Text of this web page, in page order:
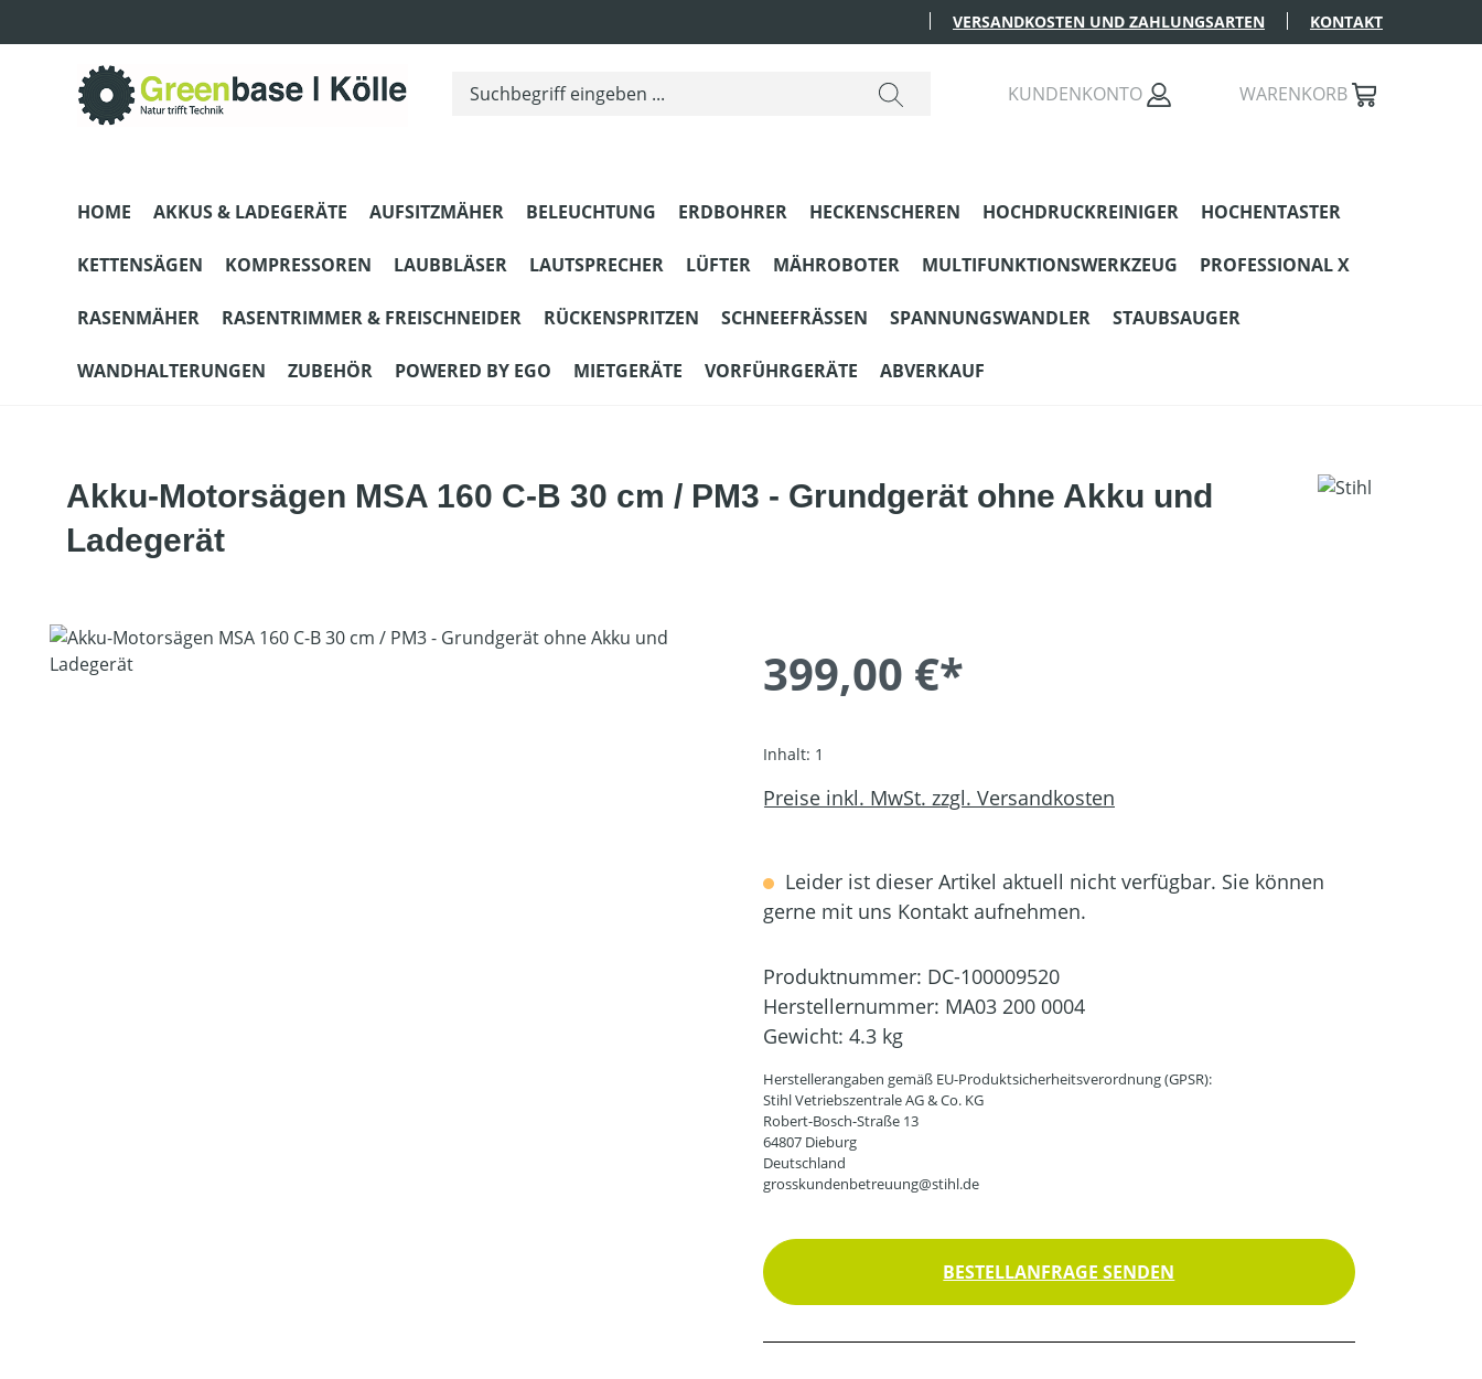
VERSANDKOSTEN UND ZAHLUNGSARTEN KONTAKT
KUNDENKONTO WARENKORB
HOME AKKUS & LADEGERÄTE AUFSITZMÄHER BELEUCHTUNG ERDBOHRER HECKENSCHEREN HOCHDRUCKREINIGER HOCHENTASTER
KETTENSÄGEN KOMPRESSOREN LAUBBLÄSER LAUTSPRECHER LÜFTER MÄHROBOTER MULTIFUNKTIONSWERKZEUG PROFESSIONAL X
RASENMÄHER RASENTRIMMER & FREISCHNEIDER RÜCKENSPRITZEN SCHNEEFRÄSSEN SPANNUNGSWANDLER STAUBSAUGER
WANDHALTERUNGEN ZUBEHÖR POWERED BY EGO MIETGERÄTE VORFÜHRGERÄTE ABVERKAUF
Akku-Motorsägen MSA 160 C-B 30 cm / PM3 - Grundgerät ohne Akku und
Ladegerät
Bildergalerie überspringen
399,00 €*
Inhalt: 1
Preise inkl. MwSt. zzgl. Versandkosten
Leider ist dieser Artikel aktuell nicht verfügbar. Sie können
gerne mit uns Kontakt aufnehmen.
Produktnummer: DC-100009520
Herstellernummer: MA03 200 0004
Gewicht: 4.3 kg
Herstellerangaben gemäß EU-Produktsicherheitsverordnung (GPSR):
Stihl Vetriebszentrale AG & Co. KG
Robert-Bosch-Straße 13
64807 Dieburg
Deutschland
grosskundenbetreuung@stihl.de
BESTELLANFRAGE SENDEN